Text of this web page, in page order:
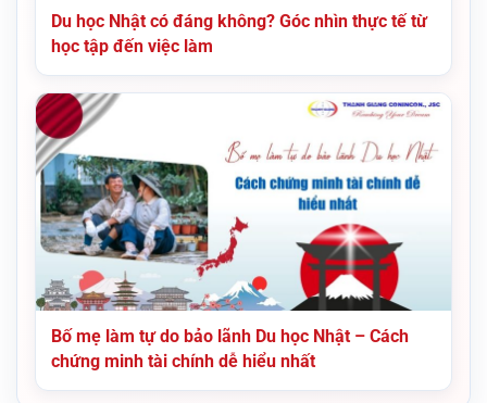
Du học Nhật có đáng không? Góc nhìn thực tế từ
học tập đến việc làm
Bố mẹ làm tự do bảo lãnh Du học Nhật – Cách
chứng minh tài chính dễ hiểu nhất